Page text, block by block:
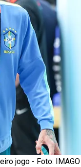
jogo - Foto: